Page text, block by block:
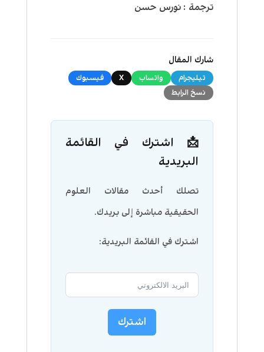
ترجمة : نورس حسن
شارك المقال
تيليجرام واتساب X
فيسبوك
نسخ الرابط
📩 اشترك في القائمة
البريدية
تصلك أحدث مقالات العلوم
الحقيقية مباشرة إلى بريدك.
اشترك في القائمة البريدية:
اشترك